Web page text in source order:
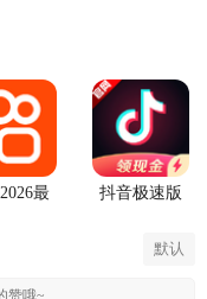
最
抖音极速版
默认